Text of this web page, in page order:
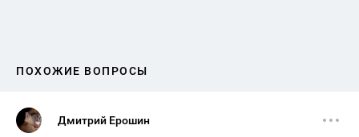
ПОХОЖИЕ ВОПРОСЫ
Дмитрий Ерошин